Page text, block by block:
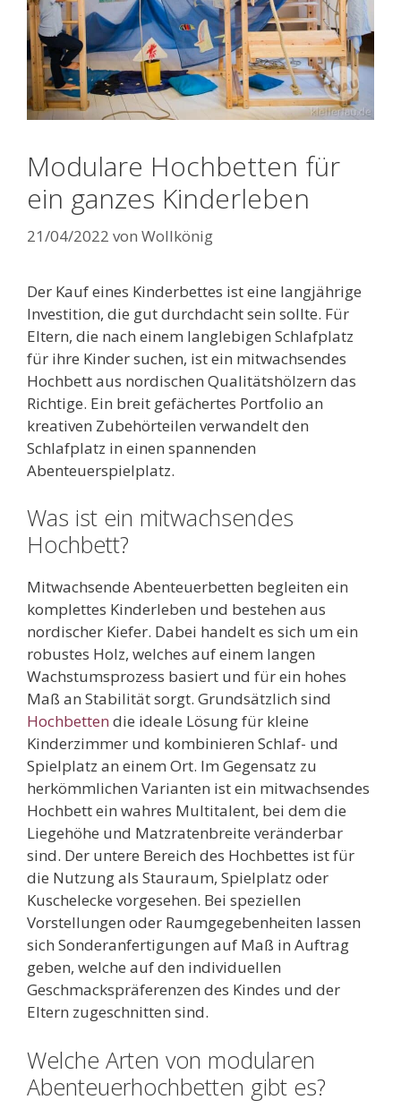
Modulare Hochbetten für
ein ganzes Kinderleben
21/04/2022 von Wollkönig
Der Kauf eines Kinderbettes ist eine langjährige
Investition, die gut durchdacht sein sollte. Für
Eltern, die nach einem langlebigen Schlafplatz
für ihre Kinder suchen, ist ein mitwachsendes
Hochbett aus nordischen Qualitätshölzern das
Richtige. Ein breit gefächertes Portfolio an
kreativen Zubehörteilen verwandelt den
Schlafplatz in einen spannenden
Abenteuerspielplatz.
Was ist ein mitwachsendes
Hochbett?
Mitwachsende Abenteuerbetten begleiten ein
komplettes Kinderleben und bestehen aus
nordischer Kiefer. Dabei handelt es sich um ein
robustes Holz, welches auf einem langen
Wachstumsprozess basiert und für ein hohes
Maß an Stabilität sorgt. Grundsätzlich sind
Hochbetten die ideale Lösung für kleine
Kinderzimmer und kombinieren Schlaf- und
Spielplatz an einem Ort. Im Gegensatz zu
herkömmlichen Varianten ist ein mitwachsendes
Hochbett ein wahres Multitalent, bei dem die
Liegehöhe und Matzratenbreite veränderbar
sind. Der untere Bereich des Hochbettes ist für
die Nutzung als Stauraum, Spielplatz oder
Kuschelecke vorgesehen. Bei speziellen
Vorstellungen oder Raumgegebenheiten lassen
sich Sonderanfertigungen auf Maß in Auftrag
geben, welche auf den individuellen
Geschmackspräferenzen des Kindes und der
Eltern zugeschnitten sind.
Welche Arten von modularen
Abenteuerhochbetten gibt es?